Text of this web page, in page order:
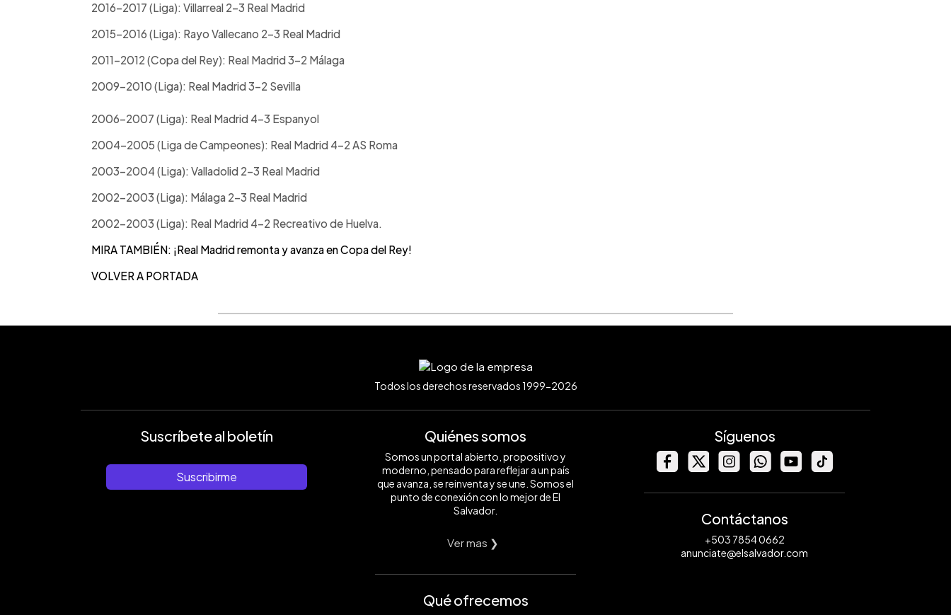
2016-2017 (Liga): Villarreal 2-3 Real Madrid
2015-2016 (Liga): Rayo Vallecano 2-3 Real Madrid
2011-2012 (Copa del Rey): Real Madrid 3-2 Málaga
2009-2010 (Liga): Real Madrid 3-2 Sevilla
2006-2007 (Liga): Real Madrid 4-3 Espanyol
2004-2005 (Liga de Campeones): Real Madrid 4-2 AS Roma
2003-2004 (Liga): Valladolid 2-3 Real Madrid
2002-2003 (Liga): Málaga 2-3 Real Madrid
2002-2003 (Liga): Real Madrid 4-2 Recreativo de Huelva.
MIRA TAMBIÉN: ¡Real Madrid remonta y avanza en Copa del Rey!
VOLVER A PORTADA
Todos los derechos reservados 1999-2026
Suscríbete al boletín
Suscribirme
Quiénes somos
Somos un portal abierto, propositivo y
moderno, pensado para reflejar a un país
que avanza, se reinventa y se une. Somos el
punto de conexión con lo mejor de El
Salvador.
Ver mas ❯
Qué ofrecemos
Síguenos
Contáctanos
+503 7854 0662
anunciate@elsalvador.com